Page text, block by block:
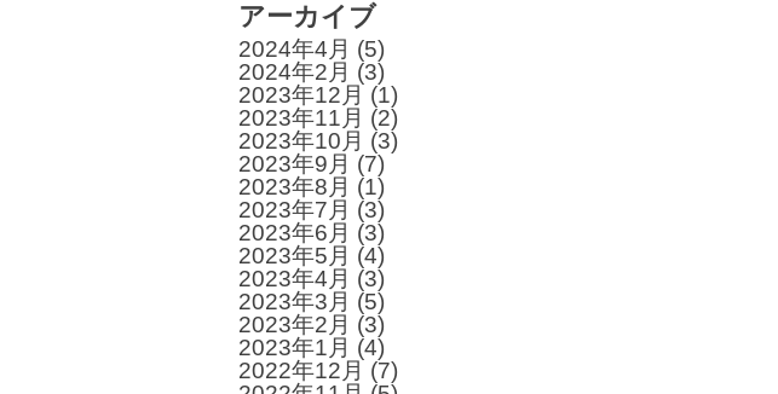
アーカイブ
2024年4月 (5)
2024年2月 (3)
2023年12月 (1)
2023年11月 (2)
2023年10月 (3)
2023年9月 (7)
2023年8月 (1)
2023年7月 (3)
2023年6月 (3)
2023年5月 (4)
2023年4月 (3)
2023年3月 (5)
2023年2月 (3)
2023年1月 (4)
2022年12月 (7)